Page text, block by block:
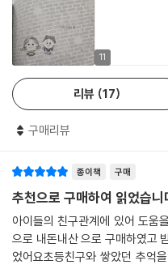
선명하게 드러낸다. 복잡한 색을
시선을 머물게 하고, 친구 사이에
전달한다. 특히 이 책은 처음부터
따뜻하고 부드러운 질감을 완성
선들은 아이들의 작은 움직임과
구를 바라보는 눈빛, 망설이는 손
먼저 전해지는 감정들이 연필 특
은 아이들의 서툴지만, 진심 어린
몰입감을 경험할 수 있다.
11
리뷰 17
구매리뷰
종이책 구매
추천으로 구매하여 읽었습
아이들의 친구관계에 있어 도움
으로 내돈내산 으로 구매하였고
었어요초등친구와 쌓았던 추억